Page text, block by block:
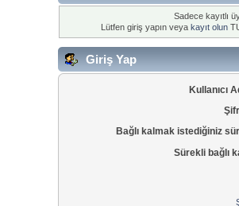
Sadece kayıtlı
Lütfen giriş yapın veya kayıt olun
Giriş Yap
Kullanıcı
Bağlı kalmak istediğiniz
Sürekli bağlı